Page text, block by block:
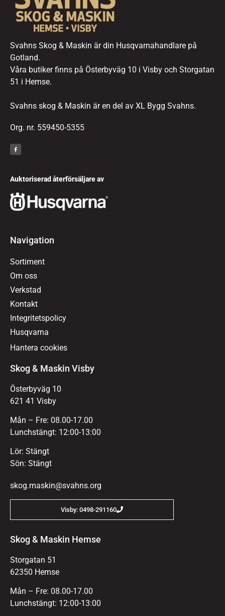
Svahns Skog & Maskin är din Husqvarnahandlare på
Gotland.
Våra butiker finns på Österbyväg 10 i Visby och Storgatan
51 i Hemse.
Svahns skog & Maskin är en del av XL Bygg Svahns.
Org. nr. 559450-5355
Auktoriserad återförsäljare av
Navigation
Sortiment
Om oss
Verkstad
Kontakt
Integritetspolicy
Husqvarna
Hantera cookies
Skog & Maskin Visby
Österbyväg 10
621 41 Visby
Mån – Fre: 08.00-17.00
Lunchstängt: 12:00-13:00
Lör: Stängt
Sön: Stängt
skog.maskin@svahns.org
Visby: 0498-291160
Skog & Maskin Hemse
Storgatan 51
62350 Hemse
Mån – Fre: 08.00-17.00
Lunchstängt: 12:00-13:00